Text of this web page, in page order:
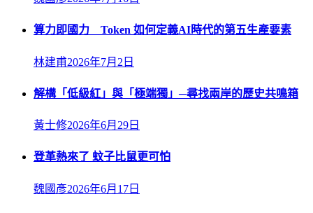
算力即國力 Token 如何定義AI時代的第五生產要素
林建甫2026年7月2日
解構「低級紅」與「極端獨」─尋找兩岸的歷史共鳴箱
黃士修2026年6月29日
登革熱來了 蚊子比鼠更可怕
魏國彥2026年6月17日